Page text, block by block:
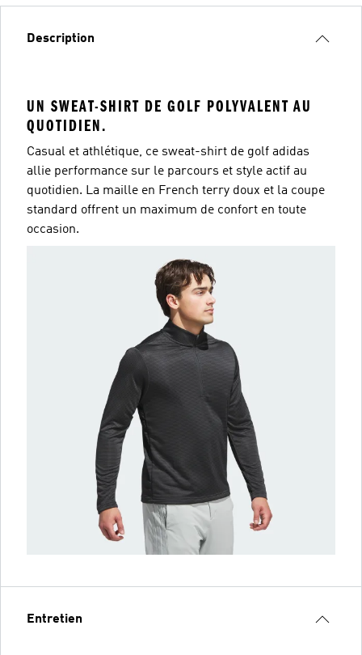
Description
UN SWEAT-SHIRT DE GOLF POLYVALENT AU
QUOTIDIEN.
Casual et athlétique, ce sweat-shirt de golf adidas
allie performance sur le parcours et style actif au
quotidien. La maille en French terry doux et la coupe
standard offrent un maximum de confort en toute
occasion.
Entretien